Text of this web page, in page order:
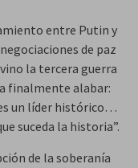
entre Putin y
de paz
la tercera guerra
finalmente alabar:
un líder histórico…
suceda la historia”.
de la soberanía